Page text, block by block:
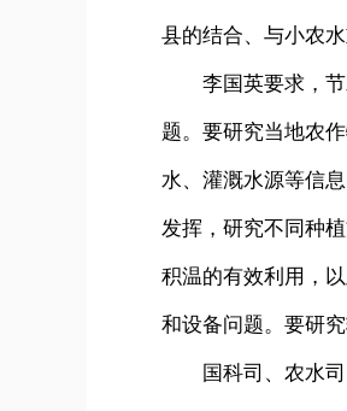
县的结合、与小农
李国英要求，节
题。要研究当地农
水、灌溉水源等信
发挥，研究不同种
积温的有效利用，
和设备问题。要研
国科司、农水司